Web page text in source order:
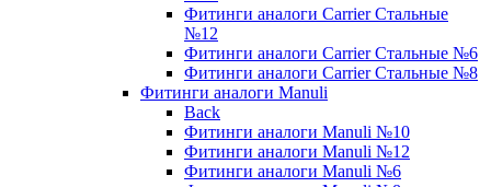
Фитинги аналоги Carrier Стальные
№12
Фитинги аналоги Carrier Стальные №6
Фитинги аналоги Carrier Стальные №8
Фитинги аналоги Manuli
Back
Фитинги аналоги Manuli №10
Фитинги аналоги Manuli №12
Фитинги аналоги Manuli №6